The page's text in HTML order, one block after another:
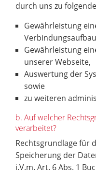
durch uns zu
Gewährleistung
Gewährleistung
unserer Webseite,
Auswertung der
sowie
zu weiteren
b. Auf welcher
verarbeitet?
Rechtsgrundlage für
Speicherung der
i.V.m. Art. 6 Abs. 1